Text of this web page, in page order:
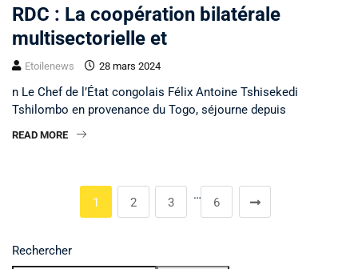
RDC : La coopération bilatérale
multisectorielle et
Etoilenews 28 mars 2024
n Le Chef de l’État congolais Félix Antoine Tshisekedi
Tshilombo en provenance du Togo, séjourne depuis
READ MORE
1 2 3
…
6
Rechercher